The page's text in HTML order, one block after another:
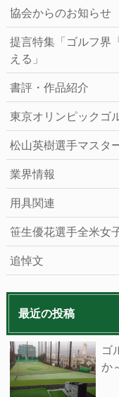
協会からのお知らせ
提言特集「ゴルフ界
える」
書評・作品紹介
東京オリンピックゴ
松山英樹選手マスタ
業界情報
用具関連
笹生優花選手全米女
追悼文
最近の投稿
ゴ
か